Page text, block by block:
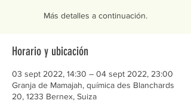
Más detalles a continuación.
Horario y ubicación
03 sept 2022, 14:30 – 04 sept 2022, 23:00
Granja de Mamajah, química des Blanchards
20, 1233 Bernex, Suiza